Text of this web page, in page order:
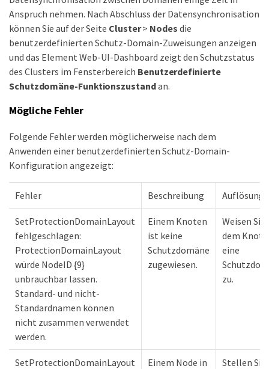
Anspruch nehmen. Nach Abschluss der Datensynchronisation
können Sie auf der Seite Cluster> Nodes die
benutzerdefinierten Schutz-Domain-Zuweisungen anzeigen
und das Element Web-UI-Dashboard zeigt den Schutzstatus
des Clusters im Fensterbereich Benutzerdefinierte
Schutzdomäne-Funktionszustandan.
Mögliche Fehler
Folgende Fehler werden möglicherweise nach dem
Anwenden einer benutzerdefinierten Schutz-Domain-
Konfiguration angezeigt:
Fehler Beschreibung Auflösung
SetProtectionDomainLayout
fehlgeschlagen:
ProtectionDomainLayout
würde NodeID {9}
unbrauchbar lassen.
Standard- und nicht-
Standardnamen können
nicht zusammen verwendet
werden.
Einem Knoten
ist keine
Schutzdomäne
zugewiesen.
Weisen Sie
dem
eine
zu.
SetProtectionDomainLayout
Einem Node in
Stellen Sie